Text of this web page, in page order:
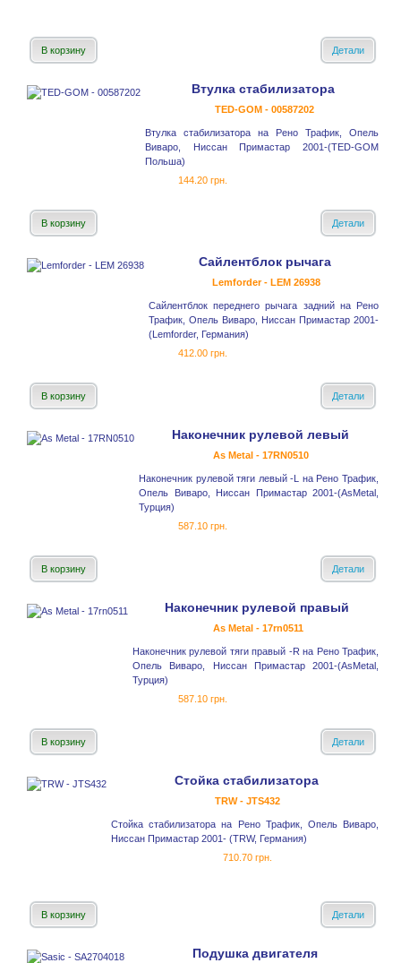
В корзину Детали
Втулка стабилизатора
TED-GOM - 00587202
Втулка стабилизатора на Рено Трафик, Опель
Виваро, Ниссан Примастар 2001-(TED-GOM
Польша)
144.20 грн.
В корзину Детали
Сайлентблок рычага
Lemforder - LEM 26938
Сайлентблок переднего рычага задний на Рено
Трафик, Опель Виваро, Ниссан Примастар 2001-
(Lemforder, Германия)
412.00 грн.
В корзину Детали
Наконечник рулевой левый
As Metal - 17RN0510
Наконечник рулевой тяги левый -L на Рено Трафик,
Опель Виваро, Ниссан Примастар 2001-(AsMetal,
Турция)
587.10 грн.
В корзину Детали
Наконечник рулевой правый
As Metal - 17rn0511
Наконечник рулевой тяги правый -R на Рено Трафик,
Опель Виваро, Ниссан Примастар 2001-(AsMetal,
Турция)
587.10 грн.
В корзину Детали
Стойка стабилизатора
TRW - JTS432
Стойка стабилизатора на Рено Трафик, Опель Виваро,
Ниссан Примастар 2001- (TRW, Германия)
710.70 грн.
В корзину Детали
Подушка двигателя